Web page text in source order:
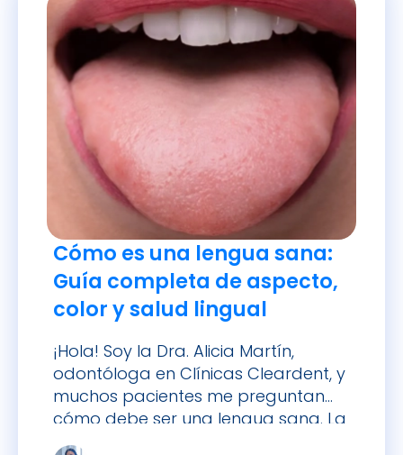
Cómo es una lengua sana:
Guía completa de aspecto,
color y salud lingual
¡Hola! Soy la Dra. Alicia Martín,
odontóloga en Clínicas Cleardent, y
muchos pacientes me preguntan
cómo debe ser una lengua sana. La
lengua, ese órgano muscular que